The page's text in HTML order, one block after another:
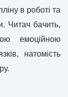
в роботі та
Читач бачить,
емоційною
натомість